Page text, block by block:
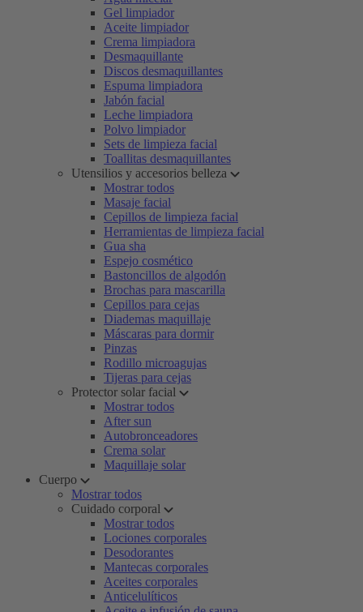
Gel limpiador
Aceite limpiador
Crema limpiadora
Desmaquillante
Discos desmaquillantes
Espuma limpiadora
Jabón facial
Leche limpiadora
Polvo limpiador
Sets de limpieza facial
Toallitas desmaquillantes
Utensilios y accesorios belleza
Mostrar todos
Masaje facial
Cepillos de limpieza facial
Herramientas de limpieza facial
Gua sha
Espejo cosmético
Bastoncillos de algodón
Brochas para mascarilla
Cepillos para cejas
Diademas maquillaje
Máscaras para dormir
Pinzas
Rodillo microagujas
Tijeras para cejas
Protector solar facial
Mostrar todos
After sun
Autobronceadores
Crema solar
Maquillaje solar
Cuerpo
Mostrar todos
Cuidado corporal
Mostrar todos
Lociones corporales
Desodorantes
Mantecas corporales
Aceites corporales
Anticelulíticos